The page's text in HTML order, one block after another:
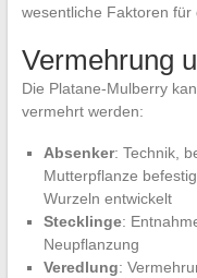
wesentliche Faktoren für
Vermehrung
Die Platane-Mulberry
vermehrt werden:
Absenker: Technik,
Mutterpflanze
Wurzeln entwickelt
Stecklinge:
Neupflanzung
Veredlung: